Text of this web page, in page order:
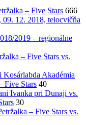
– Five Stars 666
12. 2018, telocvičňa
2019 – regionálne
– Five Stars vs.
Kosárlabda Akadémia
Five Stars 40
Ivanka pri Dunaji vs.
30
– Five Stars vs.